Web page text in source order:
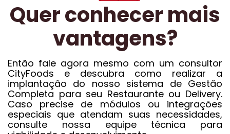
Quer conhecer mais
vantagens?
Então fale agora mesmo com um consultor
CityFoods e descubra como realizar a
implantação do nosso sistema de Gestão
Completa para seu Restaurante ou Delivery.
Caso precise de módulos ou integrações
especiais que atendam suas necessidades,
consulte nossa equipe técnica para